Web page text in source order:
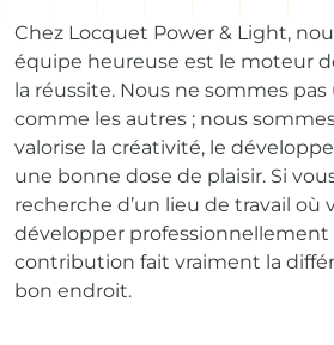
Chez Locquet Power & Light,
équipe heureuse est le moteur
la réussite. Nous ne sommes
comme les autres ; nous
valorise la créativité, le
une bonne dose de plaisir. Si
recherche d’un lieu de travail où
développer professionnellement
contribution fait vraiment la
bon endroit.